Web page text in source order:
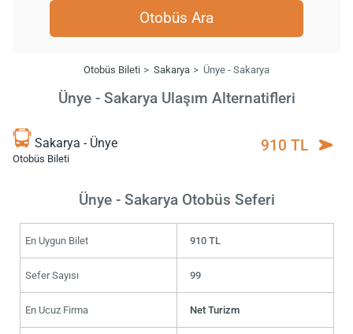
Otobüs Ara
Otobüs Bileti Sakarya Ünye - Sakarya
Ünye - Sakarya Ulaşım Alternatifleri
Sakarya - Ünye
Otobüs Bileti
910 TL
Ünye - Sakarya Otobüs Seferi
En Uygun Bilet 910 TL
Sefer Sayısı 99
En Ucuz Firma Net Turizm